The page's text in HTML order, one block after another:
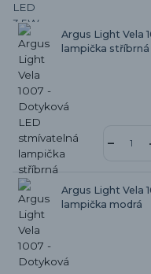
Argus Light Vela
lampička stříbrná
Argus Light Vela
lampička modrá